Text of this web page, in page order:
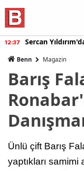
12:37 Sercan
Benn Magazin
Barış
Ünlü çift Barış
yaptıkları